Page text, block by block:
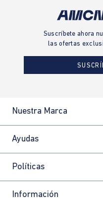
Suscríbete ahora
las ofertas
Nuestra Marca
Ayudas
Políticas
Información